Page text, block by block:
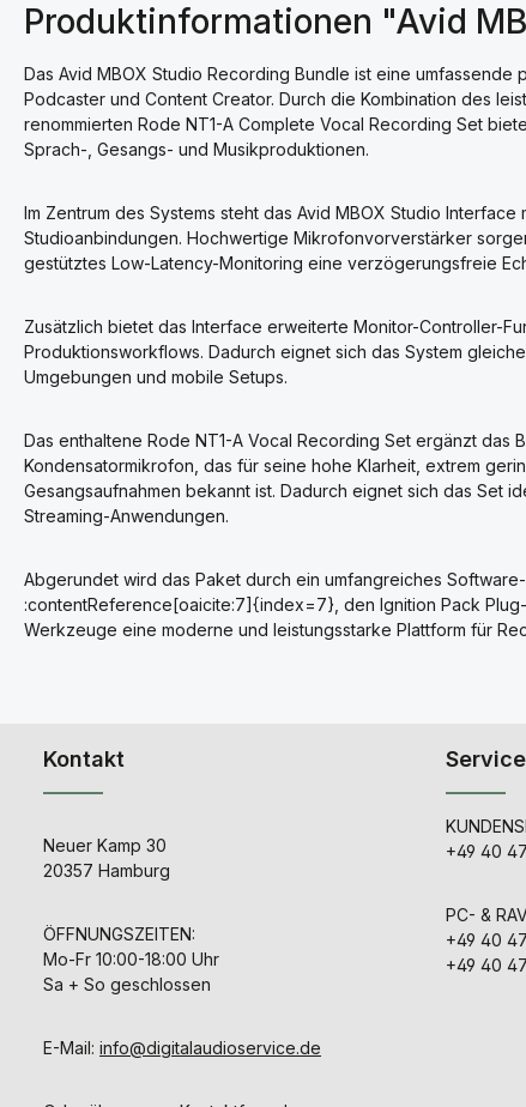
Produktinformationen "Avid
Das Avid MBOX Studio Recording Bundle ist eine
Podcaster und Content Creator. Durch die Kombination des
renommierten Rode NT1-A Complete Vocal Recording Set
Sprach-, Gesangs- und Musikproduktionen.
Im Zentrum des Systems steht das Avid MBOX Studio
Studioanbindungen. Hochwertige Mikrofonvorverstärker
gestütztes Low-Latency-Monitoring eine verzögerungsfreie
Zusätzlich bietet das Interface erweiterte Monitor-Controller-
Produktionsworkflows. Dadurch eignet sich das System
Umgebungen und mobile Setups.
Das enthaltene Rode NT1-A Vocal Recording Set ergänzt das
Kondensatormikrofon, das für seine hohe Klarheit, extrem
Gesangsaufnahmen bekannt ist. Dadurch eignet sich das Set
Streaming-Anwendungen.
Abgerundet wird das Paket durch ein umfangreiches
:contentReference[oaicite:7]{index=7}, den Ignition Pack
Werkzeuge eine moderne und leistungsstarke Plattform für
Kontakt
Neuer Kamp 30
20357 Hamburg
ÖFFNUNGSZEITEN:
Mo-Fr 10:00-18:00 Uhr
Sa + So geschlossen
E-Mail: info@digitalaudioservice.de
+49 40
PC- &
+49 40
+49 40